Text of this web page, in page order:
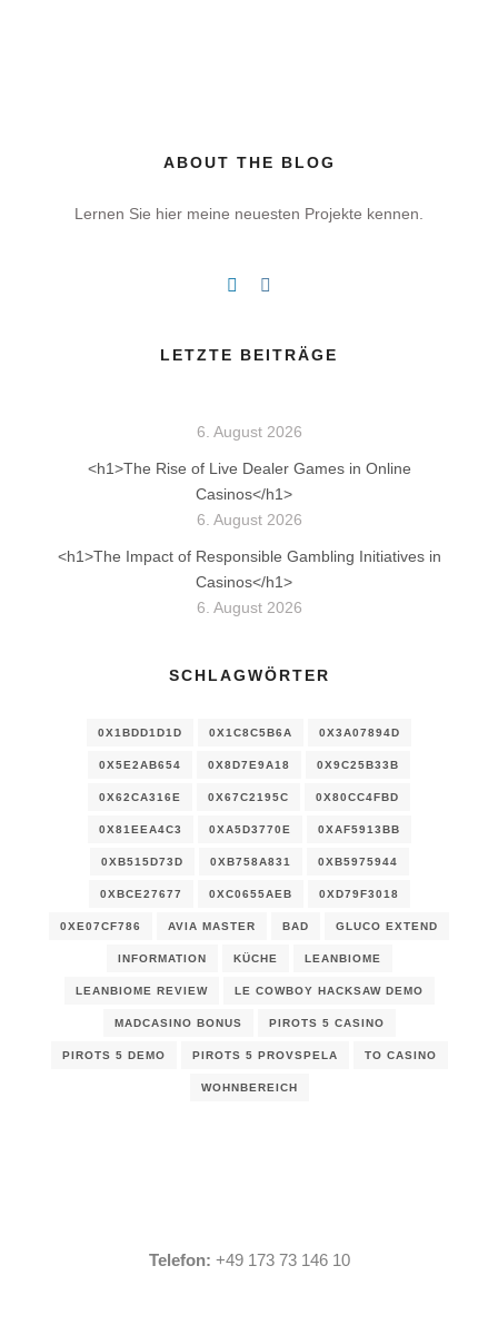
ABOUT THE BLOG
Lernen Sie hier meine neuesten Projekte kennen.
LETZTE BEITRÄGE
6. August 2026
<h1>The Rise of Live Dealer Games in Online
Casinos</h1>
6. August 2026
<h1>The Impact of Responsible Gambling Initiatives in
Casinos</h1>
6. August 2026
SCHLAGWÖRTER
0X1BDD1D1D 0X1C8C5B6A 0X3A07894D
0X5E2AB654 0X8D7E9A18 0X9C25B33B
0X62CA316E 0X67C2195C 0X80CC4FBD
0X81EEA4C3 0XA5D3770E 0XAF5913BB
0XB515D73D 0XB758A831 0XB5975944
0XBCE27677 0XC0655AEB 0XD79F3018
0XE07CF786 AVIA MASTER BAD GLUCO EXTEND
INFORMATION KÜCHE LEANBIOME
LEANBIOME REVIEW LE COWBOY HACKSAW DEMO
MADCASINO BONUS PIROTS 5 CASINO
PIROTS 5 DEMO PIROTS 5 PROVSPELA TO CASINO
WOHNBEREICH
Telefon: +49 173 73 146 10